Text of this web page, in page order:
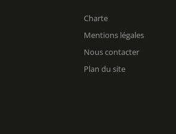
Charte
Mentions légales
Nous contacter
Plan du site